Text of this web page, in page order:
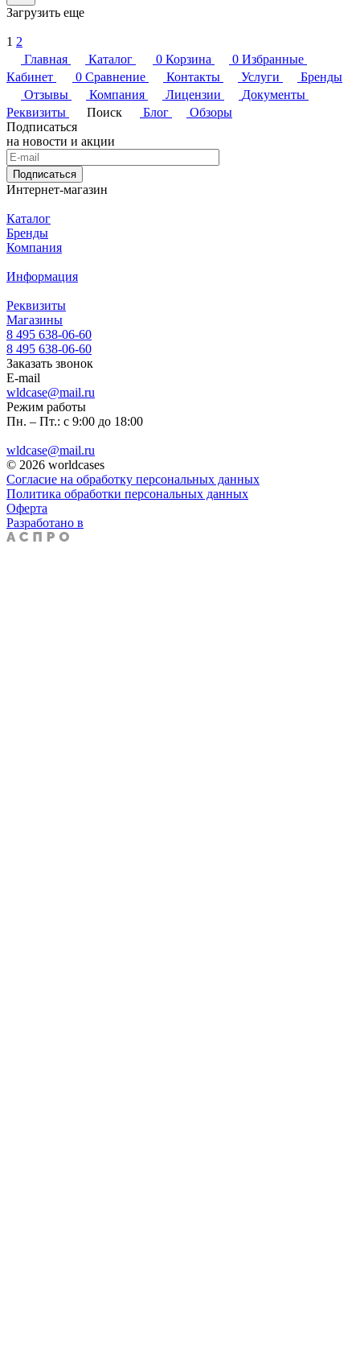
Загрузить еще
1 2
Главная
Каталог 0 Корзина 0 Избранные
Кабинет
0 Сравнение Контакты Услуги
Бренды
Отзывы
Компания Лицензии
Документы
Реквизиты
Поиск Блог
Обзоры
Подписаться
на новости и акции
Подписаться
Интернет-магазин
Каталог
Бренды
Компания
Информация
Реквизиты
Магазины
8 495 638-06-60
8 495 638-06-60
Заказать звонок
E-mail
wldcase@mail.ru
Режим работы
Пн. – Пт.: с 9:00 до 18:00
wldcase@mail.ru
© 2026 worldcases
Согласие на обработку персональных данных
Политика обработки персональных данных
Оферта
Разработано в